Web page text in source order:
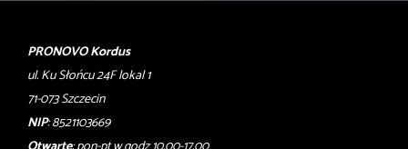
PRONOVO Kordus
ul. Ku Słońcu 24F lokal 1
71-073 Szczecin
NIP: 8521103669